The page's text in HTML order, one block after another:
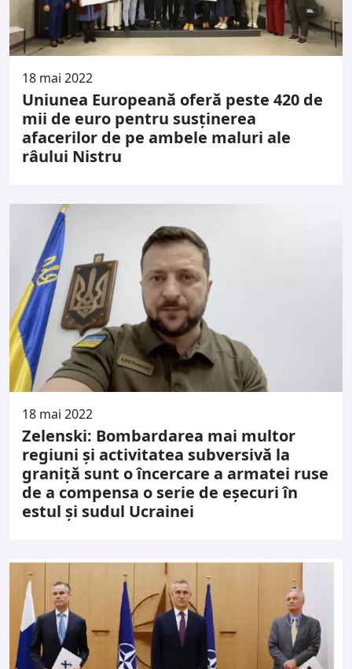
18 mai 2022
Uniunea Europeană oferă peste 420 de
mii de euro pentru susținerea
afacerilor de pe ambele maluri ale
râului Nistru
18 mai 2022
Zelenski: Bombardarea mai multor
regiuni şi activitatea subversivă la
graniţă sunt o încercare a armatei ruse
de a compensa o serie de eşecuri în
estul şi sudul Ucrainei